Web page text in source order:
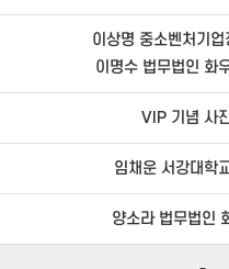
이상명 중소벤처기
이명수 법무법인 화
VIP 기념 사
임채운 서강대학
양소라 법무법인